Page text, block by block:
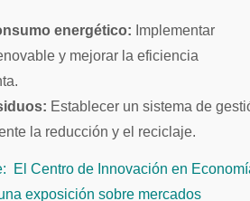
energético: Implementar
y mejorar la eficiencia
Establecer un sistema de
la reducción y el reciclaje.
El Centro de Innovación en
exposición sobre mercados